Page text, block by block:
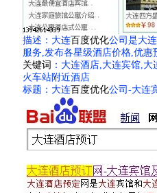
描述：大连百度优化公司是大
服务,发布各星级酒店价格,优惠
关键词 ：大连酒店,大连宾馆,
火车站附近酒店
标题：大连百度优化公司-大连